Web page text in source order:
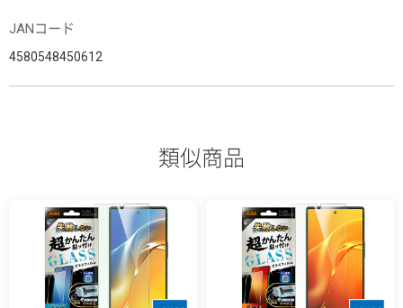
JANコード
4580548450612
類似商品